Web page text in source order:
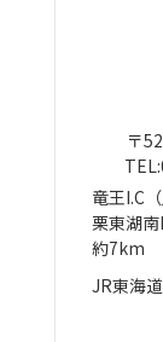
〒
TEL:
竜王I.C
栗東湖南
約7km
JR東海